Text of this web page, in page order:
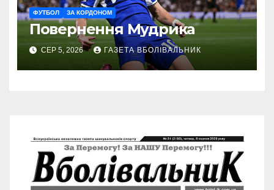
ФУТБОЛ ЗА КОРДОНОМ
Повернення Мудрика
СЕР 5, 2026 ГАЗЕТА ВБОЛІВАЛЬНИК